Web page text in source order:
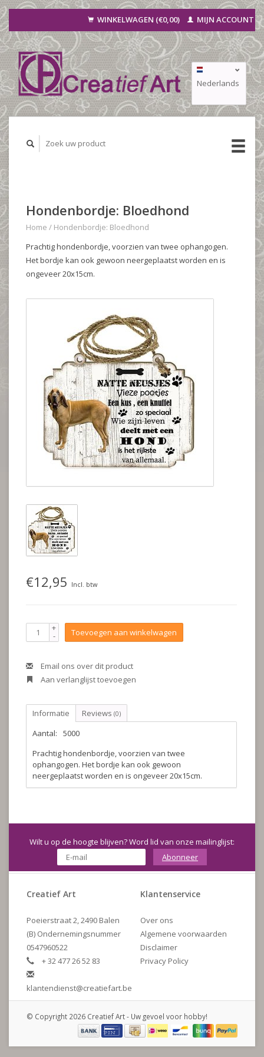
WINKELWAGEN (€0,00) MIJN ACCOUNT
Nederlands
Deutsch
Hondenbordje: Bloedhond
Home / Hondenbordje: Bloedhond
Prachtig hondenbordje, voorzien van twee ophangogen.
Het bordje kan ook gewoon neergeplaatst worden en is
ongeveer 20x15cm.
€12,95 Incl. btw
+
- Toevoegen aan winkelwagen
Email ons over dit product
Aan verlanglijst toevoegen
Informatie Reviews (0)
Aantal:
5000
Prachtig hondenbordje, voorzien van twee
ophangogen. Het bordje kan ook gewoon
neergeplaatst worden en is ongeveer 20x15cm.
Wilt u op de hoogte blijven? Word lid van onze mailinglijst:
Abonneer
Creatief Art
Poeierstraat 2, 2490 Balen
(B) Ondernemingsnummer
0547960522
+ 32 477 26 52 83
klantendienst@creatiefart.be
Klantenservice
Over ons
Algemene voorwaarden
Disclaimer
Privacy Policy
© Copyright 2026 Creatief Art - Uw gevoel voor hobby!